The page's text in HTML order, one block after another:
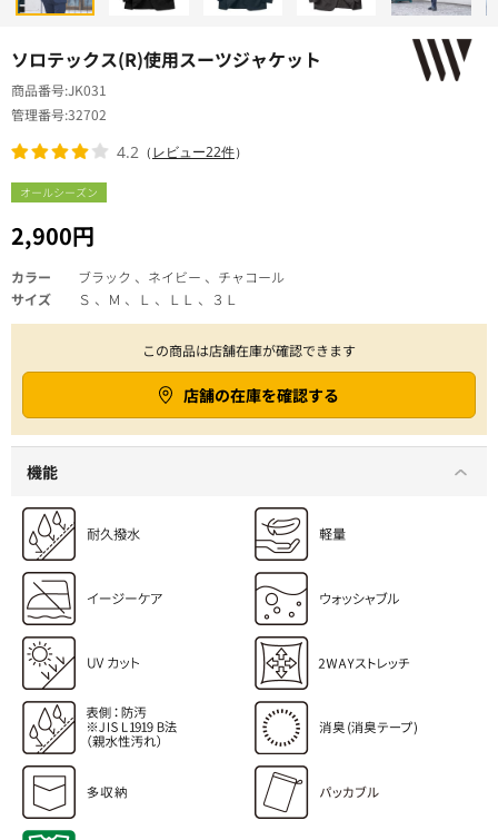
ソロテックス(R)使用スーツジャケット
オールシーズン
2,900円
商品番号JK031
管理番号32702
4.2 （レビュー22件）
カラー
ブラック 、ネイビー 、チャコール
サイズ
Ｓ 、Ｍ 、Ｌ 、ＬＬ 、３Ｌ
この商品は店舗在庫が確認できます
店舗の在庫を確認する
機能